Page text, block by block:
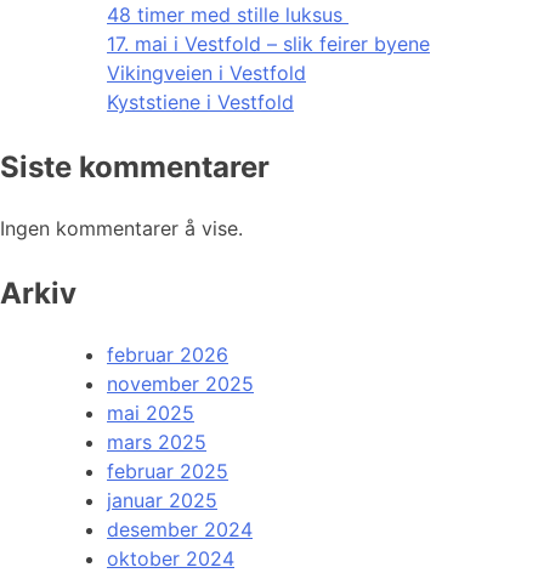
48 timer med stille luksus
17. mai i Vestfold – slik feirer byene
Vikingveien i Vestfold
Kyststiene i Vestfold
Siste kommentarer
Ingen kommentarer å vise.
Arkiv
februar 2026
november 2025
mai 2025
mars 2025
februar 2025
januar 2025
desember 2024
oktober 2024